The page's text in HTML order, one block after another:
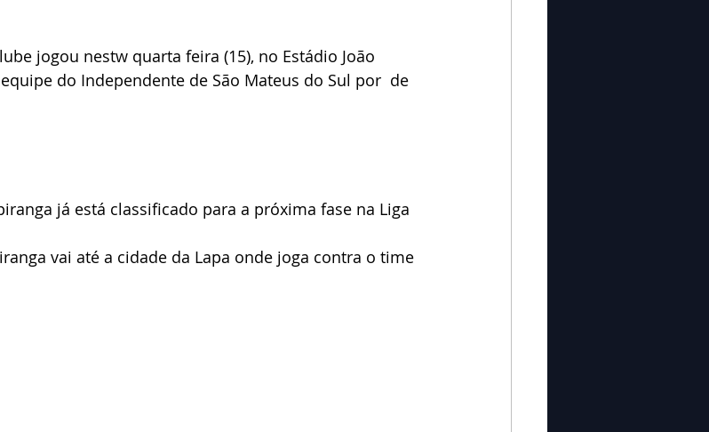
jogou nestw quarta feira (15), no Estádio João
do Independente de São Mateus do Sul por  de
já está classificado para a próxima fase na Liga